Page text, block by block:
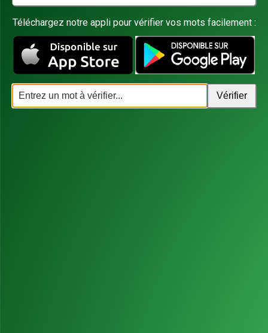
Téléchargez notre appli pour vérifier vos mots facilement :